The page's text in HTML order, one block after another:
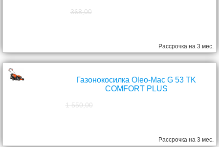
368,00
Рассрочка на 3 мес.
Газонокосилка Oleo-Mac G 53 TK
COMFORT PLUS
1 550,00
Рассрочка на 3 мес.